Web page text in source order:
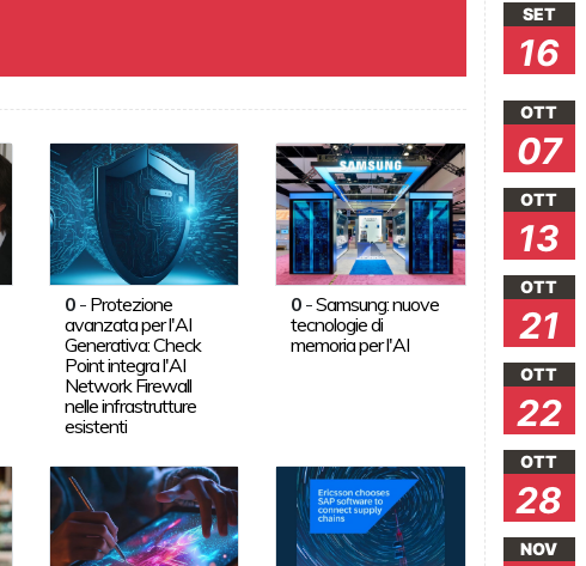
0- Protezione
avanzata per l'AI
Generativa: Check
Point integra l'AI
Network Firewall
nelle infrastrutture
esistenti
0 -Samsung: nuove
tecnologie di
memoria per l'AI
SET
16
OTT
07
OTT
13
OTT
21
OTT
22
OTT
28
NOV